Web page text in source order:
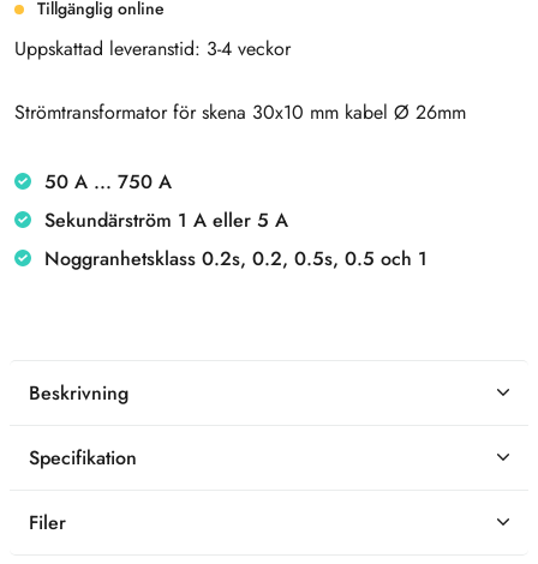
Tillgänglig online
Uppskattad leveranstid: 3-4 veckor
Strömtransformator för skena 30x10 mm kabel Ø 26mm
50 A ... 750 A
Sekundärström 1 A eller 5 A
Noggranhetsklass 0.2s, 0.2, 0.5s, 0.5 och 1
Beskrivning
Specifikation
Filer